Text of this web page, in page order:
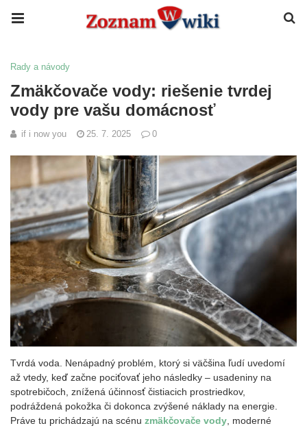
Rady a návody
Zmäkčovače vody: riešenie tvrdej
vody pre vašu domácnosť
if i now you 25. 7. 2025 0
Tvrdá voda. Nenápadný problém, ktorý si väčšina ľudí uvedomí
až vtedy, keď začne pociťovať jeho následky – usadeniny na
spotrebičoch, znížená účinnosť čistiacich prostriedkov,
podráždená pokožka či dokonca zvýšené náklady na energie.
Práve tu prichádzajú na scénu zmäkčovače vody , moderné